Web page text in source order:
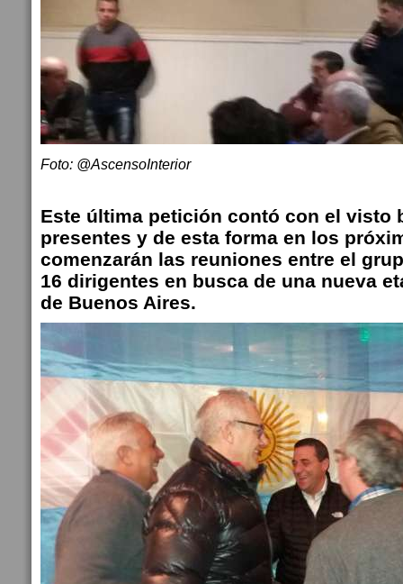
Foto: @AscensoInterior
Este última petición contó con el visto
presentes y de esta forma en los
comenzarán las reuniones entre el
16 dirigentes en busca de una nueva
de Buenos Aires.